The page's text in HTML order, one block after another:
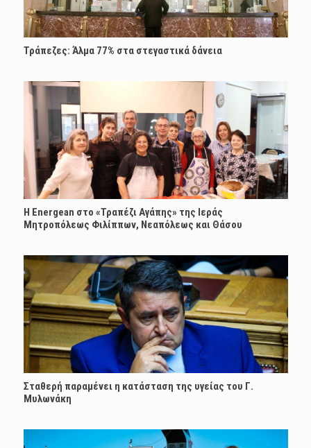
Τράπεζες: Άλμα 77% στα στεγαστικά δάνεια
H Energean στο «Τραπέζι Αγάπης» της Ιεράς
Μητροπόλεως Φιλίππων, Νεαπόλεως και Θάσου
Σταθερή παραμένει η κατάσταση της υγείας του Γ.
Μυλωνάκη